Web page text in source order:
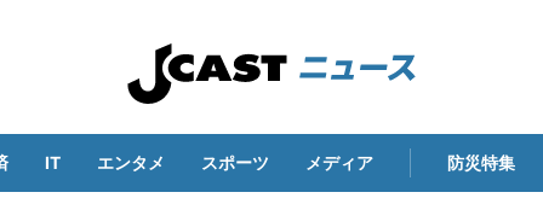
IT エンタメ スポーツ メディア 防災特集